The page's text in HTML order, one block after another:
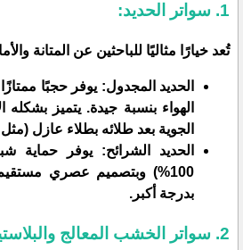
​1. سواتر الحديد:
​تُعد خيارًا مثاليًا للباحثين عن المتانة
​الحديد المجدول: يوفر حجبًا
الهواء بنسبة جيدة. يتميز
الجوية بعد طلائه بطلاء عازل
​الحديد الشرائح: يوفر حماية
100%) وبتصميم عصري
بدرجة أكبر.
​2. سواتر الخشب المعالج والبلاستيك المعالج